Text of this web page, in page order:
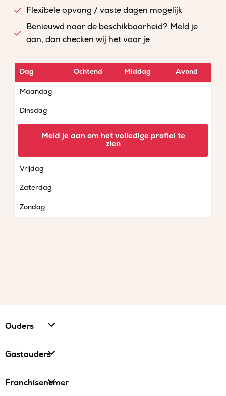
Flexibele opvang / vaste dagen mogelijk
Benieuwd naar de beschikbaarheid? Meld je
aan, dan checken wij het voor je
Dag Ochtend Middag Avond
Maandag
Dinsdag
Vrijdag
Zaterdag
Zondag
Meld je aan om het volledige profiel te
zien
Ouders
Gastouders
Franchisenemer